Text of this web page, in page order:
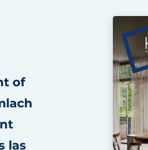
keuken-, woon-, en badkamerbranche
of
las